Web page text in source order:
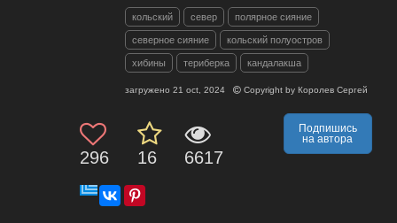
кольский север полярное сияние
северное сияние кольский полуостров
хибины териберка кандалакша
загружено 21 oct, 2024 Copyright by Королев Сергей
296 16 6617
Подпишись
на автора